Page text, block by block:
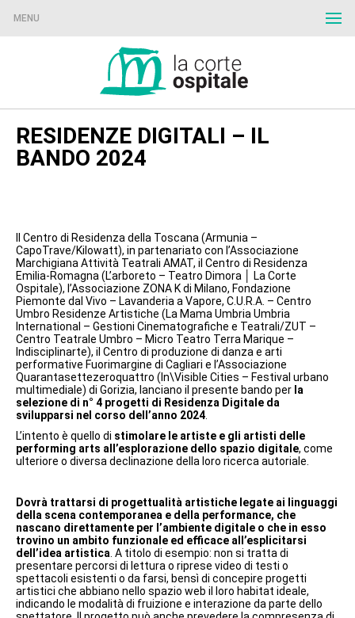
MENU
RESIDENZE DIGITALI – IL
BANDO 2024
Il Centro di Residenza della Toscana (Armunia –
CapoTrave/Kilowatt), in partenariato con l’Associazione
Marchigiana Attività Teatrali AMAT, il Centro di Residenza
Emilia-Romagna (L’arboreto – Teatro Dimora │ La Corte
Ospitale), l’Associazione ZONA K di Milano, Fondazione
Piemonte dal Vivo – Lavanderia a Vapore, C.U.R.A. – Centro
Umbro Residenze Artistiche (La Mama Umbria Umbria
International – Gestioni Cinematografiche e Teatrali/ZUT –
Centro Teatrale Umbro – Micro Teatro Terra Marique –
Indisciplinarte), il Centro di produzione di danza e arti
performative Fuorimargine di Cagliari e l’Associazione
Quarantasettezeroquattro (In\Visible Cities – Festival urbano
multimediale) di Gorizia, lanciano il presente bando per la
selezione di n° 4 progetti di Residenza Digitale da
svilupparsi nel corso dell’anno 2024
L’intento è quello di stimolare le artiste e gli artisti delle
performing arts all’esplorazione dello spazio digitale, come
ulteriore o diversa declinazione della loro ricerca autoriale.
Dovrà trattarsi di progettualità artistiche legate ai linguaggi
della scena contemporanea e della performance, che
nascano direttamente per l’ambiente digitale o che in esso
trovino un ambito funzionale ed efficace all’esplicitarsi
dell’idea artistica . A titolo di esempio: non si tratta di
presentare percorsi di lettura o riprese video di testi o
spettacoli esistenti o da farsi, bensì di concepire progetti
artistici che abbiano nello spazio web il loro habitat ideale,
indicando le modalità di fruizione e interazione da parte dello